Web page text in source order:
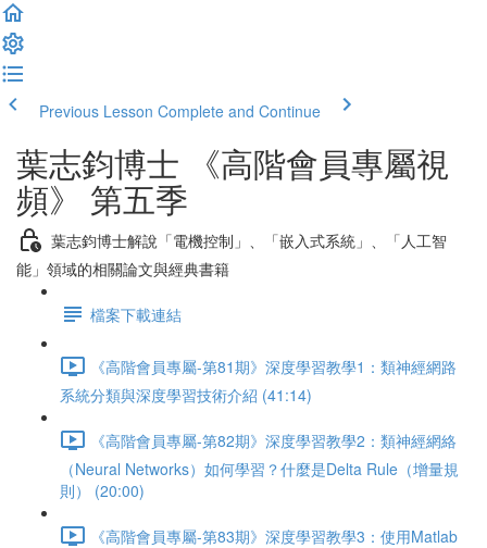
Previous Lesson Complete and Continue
葉志鈞博士 《高階會員專屬視
頻》 第五季
葉志鈞博士解說「電機控制」、「嵌入式系統」、「人工智
能」領域的相關論文與經典書籍
檔案下載連結
《高階會員專屬-第81期》深度學習教學1：類神經網路
系統分類與深度學習技術介紹 (41:14)
《高階會員專屬-第82期》深度學習教學2：類神經網絡
（Neural Networks）如何學習？什麼是Delta Rule（增量規
則） (20:00)
《高階會員專屬-第83期》深度學習教學3：使用Matlab